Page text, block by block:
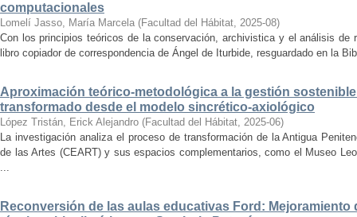
computacionales
Lomelí Jasso, María Marcela (Facultad del Hábitat, 2025-08)
Con los principios teóricos de la conservación, archivistica y el análisis de
libro copiador de correspondencia de Ángel de Iturbide, resguardado en la
Aproximación teórico-metodológica a la gestión
transformado desde el modelo sincrético-axiológico
López Tristán, Erick Alejandro (Facultad del Hábitat, 2025-06)
La investigación analiza el proceso de transformación de la Antigua
de las Artes (CEART) y sus espacios complementarios, como el Museo
...
Reconversión de las aulas educativas Ford: